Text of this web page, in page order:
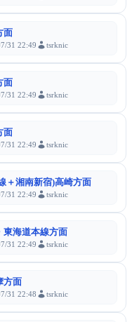
面
31 22:49 tsrknic
面
31 22:49 tsrknic
面
31 22:49 tsrknic
＋湘南新宿)高崎方面
31 22:49 tsrknic
東海道本線方面
31 22:49 tsrknic
方面
31 22:48 tsrknic